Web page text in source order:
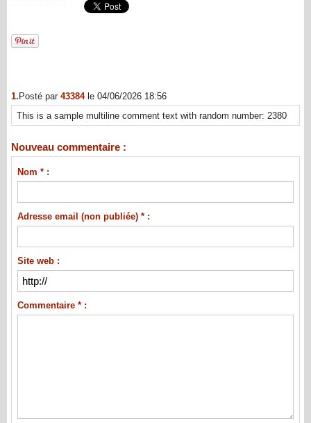
1. Posté par 43384 le 04/06/2026 18:56
This is a sample multiline comment text with random number: 2380
Nouveau commentaire :
Nom * :
Adresse email (non publiée) * :
Site web :
Commentaire * :